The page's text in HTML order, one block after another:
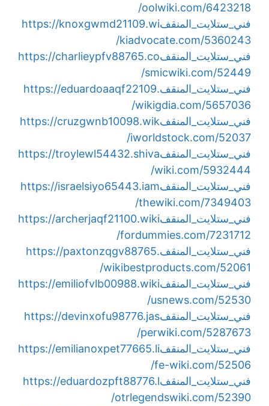
oolwiki.com/6423218/
فني_ستلايت_المنقفhttps://knoxgwmd21109.wi
kiadvocate.com/5360243/
فني_ستلايت_المنقفhttps://charlieypfv88765.co
smicwiki.com/52449/
فني_ستلايت_المنقفhttps://eduardoaaqf22109.
wikigdia.com/5657036/
فني_ستلايت_المنقفhttps://cruzgwnb10098.wik
iworldstock.com/52037/
فني_ستلايت_المنقفhttps://troylewl54432.shiva
wiki.com/5932444/
فني_ستلايت_المنقفhttps://israelsiyo65443.iam
thewiki.com/7349403/
فني_ستلايت_المنقفhttps://archerjaqf21100.wiki
fordummies.com/7231712/
فني_ستلايت_المنقفhttps://paxtonzqgv88765.
wikibestproducts.com/52061/
فني_ستلايت_المنقفhttps://emiliofvlb00988.wiki
usnews.com/52530/
فني_ستلايت_المنقفhttps://devinxofu98776.jas
perwiki.com/5287673/
فني_ستلايت_المنقفhttps://emilianoxpet77665.li
fe-wiki.com/52506/
فني_ستلايت_المنقفhttps://eduardozpft88776.l
otrlegendswiki.com/52390/